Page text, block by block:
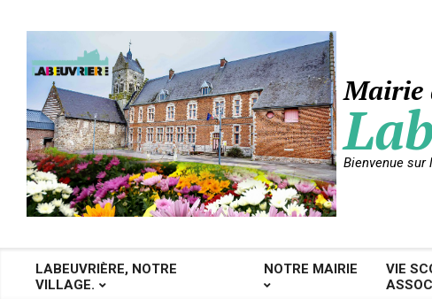
content
Mairie
Bienvenue sur
Primary
LABEUVRIÈRE, NOTRE
VILLAGE.
NOTRE MAIRIE
VIE